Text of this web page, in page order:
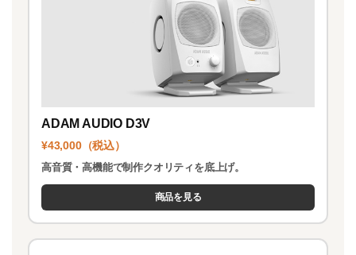
ADAM AUDIO D3V
¥43,000（税込）
高音質・高機能で制作クオリティを底上げ。
商品を見る